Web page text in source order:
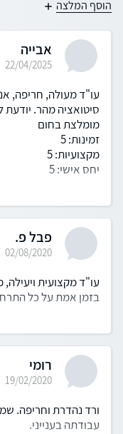
הוסף המלצה
אבייה
22/04/2025
עו"ד מעולה, חריפה,
סיטואציה מהר.
מומלצת בחום
זמינות: 5
מקצועיות: 5
יחס אישי: 5
פבל פ.
02/08/2020
עו"ד מקצועית
בזמן אמת על כל
רומי
19/02/2020
ורד נהדרת וחריפה.
עבודתה בענייני.